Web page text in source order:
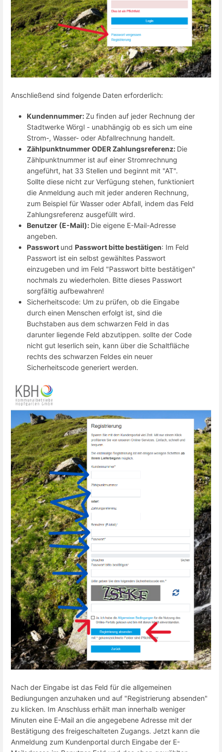
Anschließend sind folgende Daten erforderlich:
Kundennummer:Zu finden auf jeder Rechnung der
Stadtwerke Wörgl - unabhängig ob es sich um eine
Strom-, Wasser- oder Abfallrechnung handelt.
Zählpunktnummer ODER Zahlungsreferenz: Die
Zählpunktnummer ist auf einer Stromrechnung
angeführt, hat 33 Stellen und beginnt mit "AT".
Sollte diese nicht zur Verfügung stehen, funktioniert
die Anmeldung auch mit jeder anderen Rechnung,
zum Beispiel für Wasser oder Abfall, indem das Feld
Zahlungsreferenz ausgefüllt wird.
Benutzer (E-Mail): Die eigene E-Mail-Adresse
angeben.
Passwort und Passwort bitte bestätigen: Im Feld
Passwort ist ein selbst gewähltes Passwort
einzugeben und im Feld "Passwort bitte bestätigen"
nochmals zu wiederholen. Bitte dieses Passwort
sorgfältig aufbewahren!
Sicherheitscode: Um zu prüfen, ob die Eingabe
durch einen Menschen erfolgt ist, sind die
Buchstaben aus dem schwarzen Feld in das
darunter liegende Feld abzutippen. sollte der Code
nicht gut leserlich sein, kann über die Schaltfläche
rechts des schwarzen Feldes ein neuer
Sicherheitscode generiert werden.
Nach der Eingabe ist das Feld für die allgemeinen
Bediungungen anzuhaken und auf "Registrierung absenden"
zu klicken. Im Anschluss erhält man innerhalb weniger
Minuten eine E-Mail an die angegebene Adresse mit der
Bestätigung des freigeschalteten Zugangs. Jetzt kann die
Anmeldung zum Kundenportal durch Eingabe der E-